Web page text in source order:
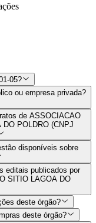
05?
ou empresa privada?
de ASSOCIACAO
POLDRO (CNPJ
disponíveis sobre
editais publicados por
SITIO LAGOA DO
deste órgão?
deste órgão?